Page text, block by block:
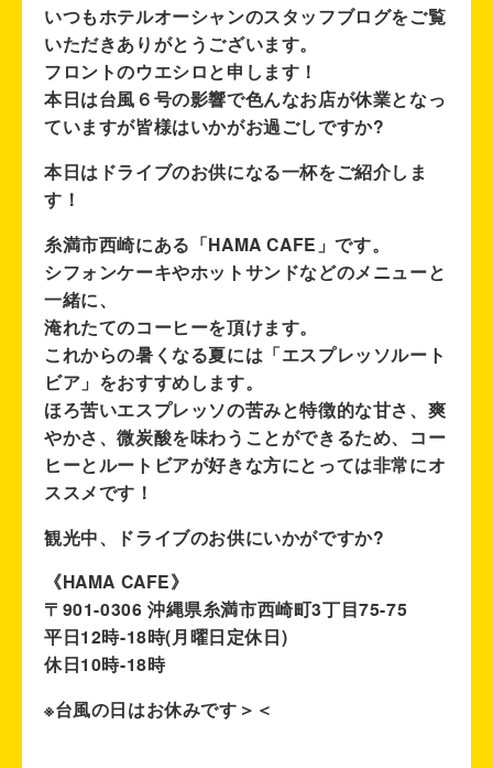
いつもホテルオーシャンのスタッフブログをご覧
いただきありがとうございます。
フロントのウエシロと申します！
本日は台風６号の影響で色んなお店が休業となっ
ていますが皆様はいかがお過ごしですか?
本日はドライブのお供になる一杯をご紹介しま
す！
糸満市西崎にある「HAMA CAFE」です。
シフォンケーキやホットサンドなどのメニューと
一緒に、
淹れたてのコーヒーを頂けます。
これからの暑くなる夏には「エスプレッソルート
ビア」をおすすめします。
ほろ苦いエスプレッソの苦みと特徴的な甘さ、爽
やかさ、微炭酸を味わうことができるため、コー
ヒーとルートビアが好きな方にとっては非常にオ
ススメです！
観光中、ドライブのお供にいかがですか?
《HAMA CAFE》
〒901-0306 沖縄県糸満市西崎町3丁目75-75
平日12時-18時(月曜日定休日)
休日10時-18時
※台風の日はお休みです＞＜